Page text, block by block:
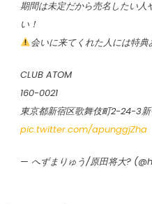
期間は未定だから売名したい人
い！
会いに来てくれた人には特典
CLUB ATOM
160-0021
東京都新宿区歌舞伎町2-24-3
pic.twitter.com/apunggjZha
— へずまりゅう/原田将大?